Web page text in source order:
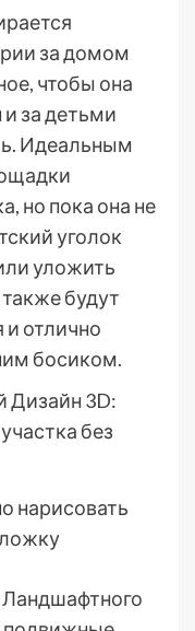
за домом
чтобы она
за детьми
Идеальным
но пока она не
уголок
уложить
будут
и отлично
босиком.
нарисовать
Ландшафтного